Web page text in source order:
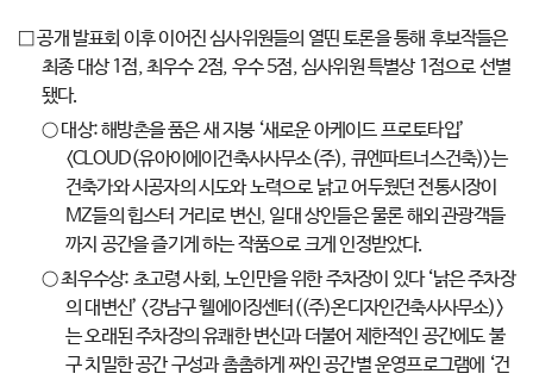
□ 공개 발표회 이후 이어진 심사위원들의 열띤 토론을 통해 후보작들은
최종 대상 1점, 최우수 2점, 우수 5점, 심사위원 특별상 1점으로 선별
됐다.
○ 대상: 해방촌을 품은 새 지붕 ‘새로운 아케이드 프로토타입’
<CLOUD(유아이에이건축사사무소(주), 큐엔파트너스건축)>는
건축가와 시공자의 시도와 노력으로 낡고 어두웠던 전통시장이
MZ들의 힙스터 거리로 변신, 일대 상인들은 물론 해외 관광객들
까지 공간을 즐기게 하는 작품으로 크게 인정받았다.
○ 최우수상: 초고령 사회, 노인만을 위한 주차장이 있다 ‘낡은 주차장
의 대변신’ <강남구 웰에이징센터((주)온디자인건축사사무소)>
는 오래된 주차장의 유쾌한 변신과 더불어 제한적인 공간에도 불
구 치밀한 공간 구성과 촘촘하게 짜인 공간별 운영프로그램에 ‘건